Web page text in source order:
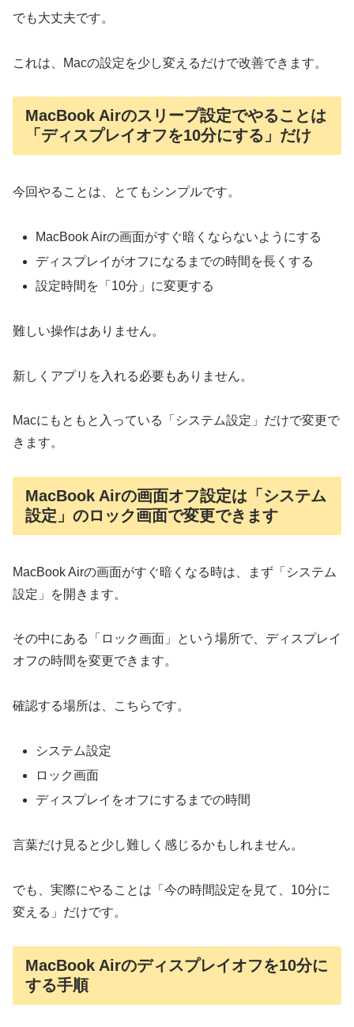
でも大丈夫です。
これは、Macの設定を少し変えるだけで改善できます。
MacBook Airのスリープ設定でやることは
「ディスプレイオフを10分にする」だけ
今回やることは、とてもシンプルです。
MacBook Airの画面がすぐ暗くならないようにする
ディスプレイがオフになるまでの時間を長くする
設定時間を「10分」に変更する
難しい操作はありません。
新しくアプリを入れる必要もありません。
Macにもともと入っている「システム設定」だけで変更で
きます。
MacBook Airの画面オフ設定は「システム
設定」のロック画面で変更できます
MacBook Airの画面がすぐ暗くなる時は、まず「システム
設定」を開きます。
その中にある「ロック画面」という場所で、ディスプレイ
オフの時間を変更できます。
確認する場所は、こちらです。
システム設定
ロック画面
ディスプレイをオフにするまでの時間
言葉だけ見ると少し難しく感じるかもしれません。
でも、実際にやることは「今の時間設定を見て、10分に
変える」だけです。
MacBook Airのディスプレイオフを10分に
する手順